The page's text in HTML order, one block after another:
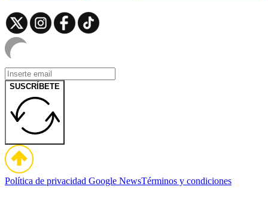
SUSCRÍBETE
Política de privacidad Google NewsTérminos y condiciones